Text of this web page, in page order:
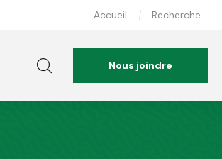
Accueil Recherche
Nous joindre